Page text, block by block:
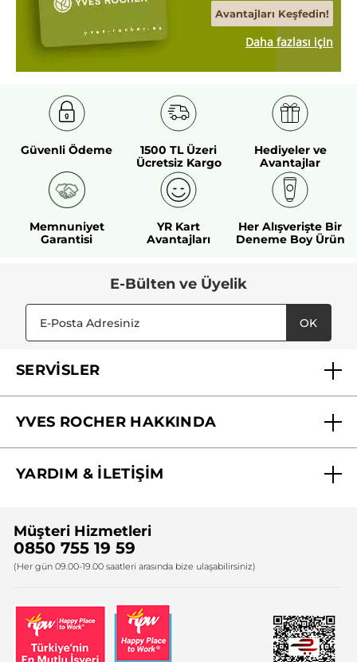
Avantajları Keşfedin!
Daha fazlası için
Güvenli Ödeme
1500 TL Üzeri
Ücretsiz Kargo
Hediyeler ve
Avantajlar
Memnuniyet
Garantisi
YR Kart
Avantajları
Her Alışverişte Bir
Deneme Boy Ürün
E-Bülten ve Üyelik
OK
SERVİSLER
YVES ROCHER HAKKINDA
Yves Rocher Vakfı
YARDIM & İLETİŞİM
Bize Ulaşın
Firma Bilgileri
Müşteri Hizmetleri
0850 755 19 59
(Her gün 09.00-19.00 saatleri arasında bize ulaşabilirsiniz)